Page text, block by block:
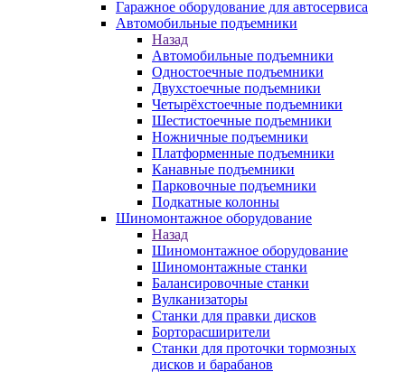
Гаражное оборудование для автосервиса
Автомобильные подъемники
Назад
Автомобильные подъемники
Одностоечные подъемники
Двухстоечные подъемники
Четырёхстоечные подъемники
Шестистоечные подъемники
Ножничные подъемники
Платформенные подъемники
Канавные подъемники
Парковочные подъемники
Подкатные колонны
Шиномонтажное оборудование
Назад
Шиномонтажное оборудование
Шиномонтажные станки
Балансировочные станки
Вулканизаторы
Станки для правки дисков
Борторасширители
Станки для проточки тормозных
дисков и барабанов